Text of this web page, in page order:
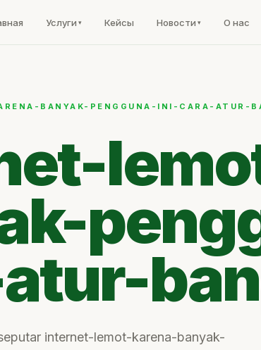
Услуги Кейсы Новости О нас
BANYAK-PENGGUNA-INI-CARA-ATUR-
internet-lemot-karena-banyak-